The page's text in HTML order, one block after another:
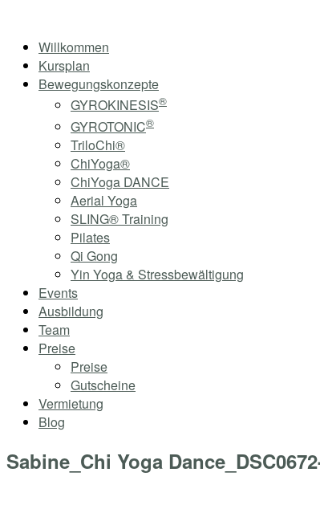
content
Menu Willkommen
Kursplan
Bewegungskonzepte
GYROKINESIS®
GYROTONIC®
TriloChi®
ChiYoga®
ChiYoga DANCE
Aerial Yoga
SLING® Training
Pilates
Qi Gong
Yin Yoga & Stressbewältigung
Events
Ausbildung
Team
Preise
Preise
Gutscheine
Vermietung
Blog
Sabine_Chi Yoga